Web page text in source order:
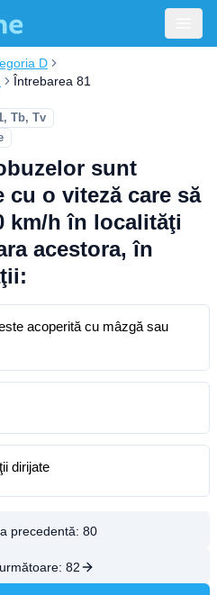
D
Întrebarea 81
Tb, Tv
sunt
o viteză care să
km/h în localităţi
acestora, în
acoperită cu mâzgă sau
dirijate
precedentă: 80
82